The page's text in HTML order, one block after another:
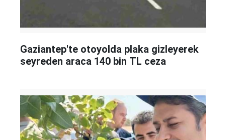
Gaziantep'te otoyolda plaka gizleyerek
seyreden araca 140 bin TL ceza